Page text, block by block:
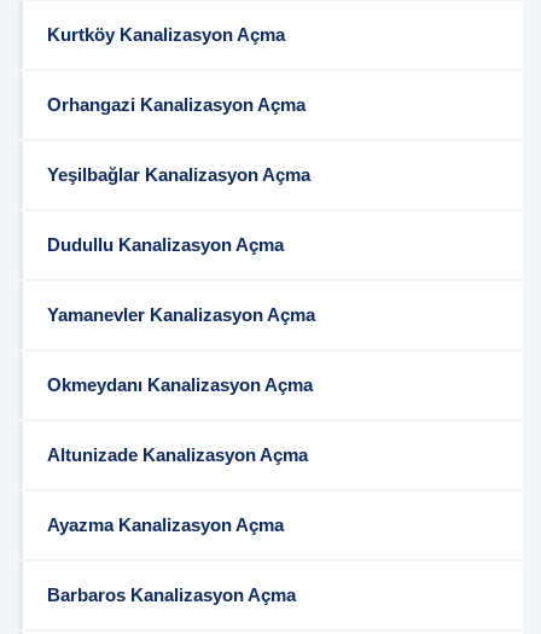
Kurtköy Kanalizasyon Açma
Orhangazi Kanalizasyon Açma
Yeşilbağlar Kanalizasyon Açma
Dudullu Kanalizasyon Açma
Yamanevler Kanalizasyon Açma
Okmeydanı Kanalizasyon Açma
Altunizade Kanalizasyon Açma
Ayazma Kanalizasyon Açma
Barbaros Kanalizasyon Açma